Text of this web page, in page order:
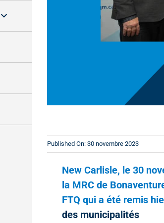
Published On: 30 novembre 2023
New Carlisle, le 30
la MRC de
FTQ qui a été remis
des municipalités